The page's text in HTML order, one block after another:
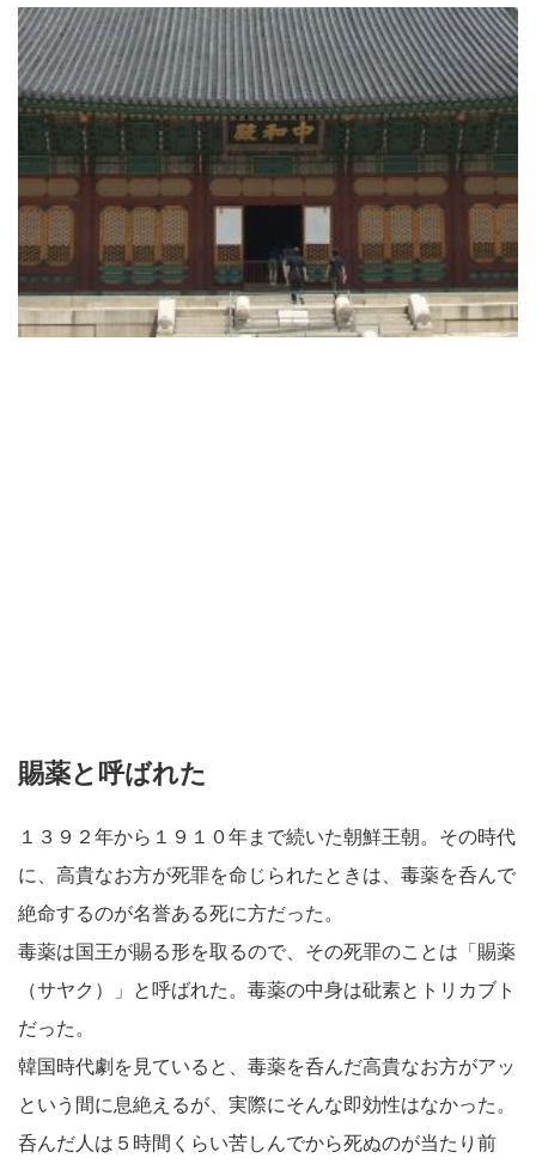
賜薬と呼ばれた
１３９２年から１９１０年まで続いた朝鮮王朝。その時代
に、高貴なお方が死罪を命じられたときは、毒薬を呑んで
絶命するのが名誉ある死に方だった。
毒薬は国王が賜る形を取るので、その死罪のことは「賜薬
（サヤク）」と呼ばれた。毒薬の中身は砒素とトリカブト
だった。
韓国時代劇を見ていると、毒薬を呑んだ高貴なお方がアッ
という間に息絶えるが、実際にそんな即効性はなかった。
呑んだ人は５時間くらい苦しんでから死ぬのが当たり前